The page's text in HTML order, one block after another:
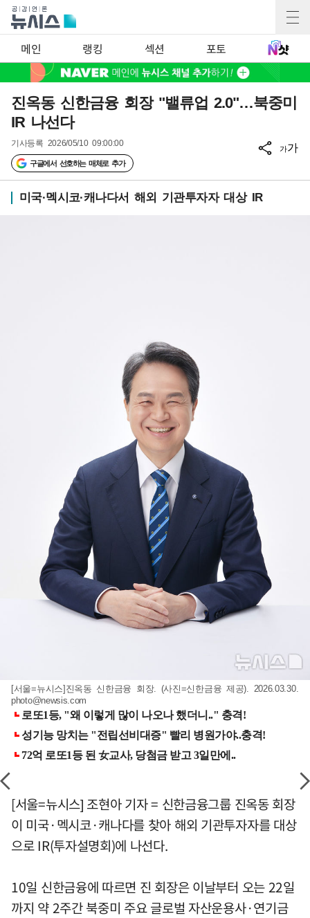
메인 랭킹 섹션 포토
진옥동 신한금융 회장 "밸류업 2.0"…북중미
IR 나선다
기사등록 2026/05/10 09:00:00
구글에서 선호하는 매체로 추가
가가
미국·멕시코·캐나다서 해외 기관투자자 대상 IR
[서울=뉴시스]진옥동 신한금융 회장. (사진=신한금융 제공). 2026.03.30.
photo@newsis.com
[서울=뉴시스] 조현아 기자 = 신한금융그룹 진옥동 회장
이 미국·멕시코·캐나다를 찾아 해외 기관투자자를 대상
으로 IR(투자설명회)에 나선다.
10일 신한금융에 따르면 진 회장은 이날부터 오는 22일
까지 약 2주간 북중미 주요 글로벌 자산운용사·연기금